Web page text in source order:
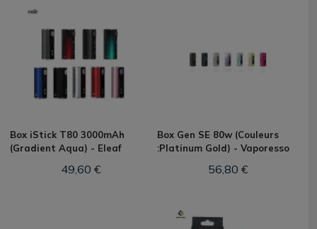
Box iStick T80 3000mAh
(Gradient Aqua) - Eleaf
49,60 €
Box Gen SE 80w (Couleurs
:Platinum Gold) - Vaporesso
56,80 €